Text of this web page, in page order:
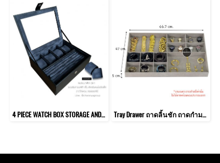
4 PIECE WATCH BOX STORAGE AND RINGS TRAY กล่องนาฬิกา 4 เรือน รุ่นหมอน 2 ชั้น 2in1 + ถาดใส่แหวน Tray Drawer ถาดลิ้นชัก ถาดกำมะหยี่ คุณภาพดี ใส่นาฬิกา เครื่องประดับ แหวน ต่างหู กำไล